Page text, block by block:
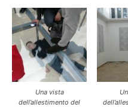
Una vista
dell’allestimento del